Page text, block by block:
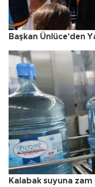
Başkan Ünlüce'den
Kalabak suyuna